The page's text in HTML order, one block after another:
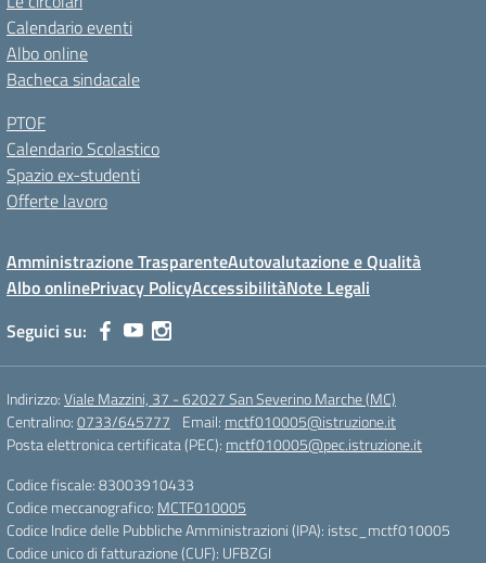
Calendario eventi
Albo online
Bacheca sindacale
PTOF
Calendario Scolastico
Spazio ex-studenti
Offerte lavoro
Amministrazione TrasparenteAutovalutazione e Qualità
Albo onlinePrivacy PolicyAccessibilitàNote Legali
Seguici su:
Indirizzo:Viale Mazzini, 37 - 62027 San Severino Marche (MC)
Centralino:0733/645777 Email: mctf010005@istruzione.it
Posta elettronica certificata (PEC): mctf010005@pec.istruzione.it
Codice fiscale: 83003910433
Codice meccanografico: MCTF010005
Codice Indice delle Pubbliche Amministrazioni (IPA): istsc_mctf010005
Codice unico di fatturazione (CUF): UFBZGI